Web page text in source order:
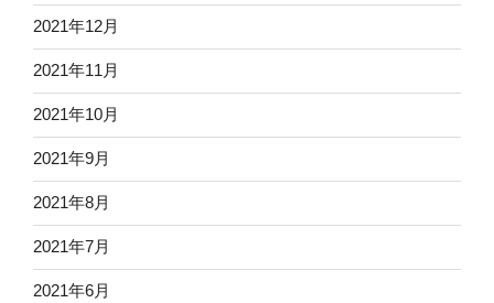
2021年12月
2021年11月
2021年10月
2021年9月
2021年8月
2021年7月
2021年6月